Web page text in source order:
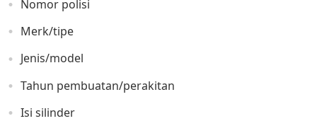
Nomor polisi
Merk/tipe
Jenis/model
Tahun pembuatan/perakitan
Isi silinder